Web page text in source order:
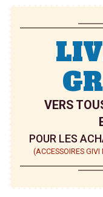
VERS
POUR LES
(ACCESSOIRES